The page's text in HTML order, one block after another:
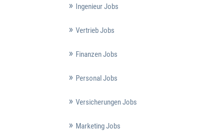
Ingenieur Jobs
Vertrieb Jobs
Finanzen Jobs
Personal Jobs
Versicherungen Jobs
Marketing Jobs